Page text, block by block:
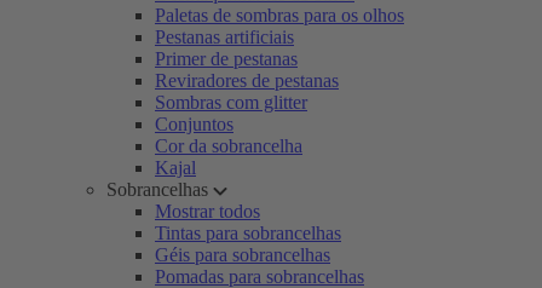
Paletas de sombras para os olhos
Pestanas artificiais
Primer de pestanas
Reviradores de pestanas
Sombras com glitter
Conjuntos
Cor da sobrancelha
Kajal
Sobrancelhas
Mostrar todos
Tintas para sobrancelhas
Géis para sobrancelhas
Pomadas para sobrancelhas